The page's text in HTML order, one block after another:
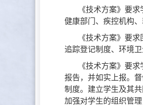
《技术方案》要
健康部门、疾控机构
《技术方案》要
追踪登记制度、环境
《技术方案》要
报告，并如实上报。
制度。建立学生及其
加强对学生的组织管理